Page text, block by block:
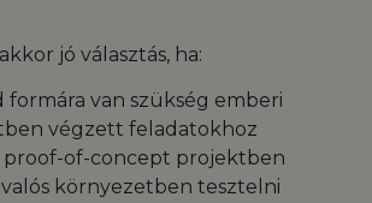
jó választás, ha:
formára van szükség emberi
végzett feladatokhoz
proof-of-concept projektben
környezetben tesztelni